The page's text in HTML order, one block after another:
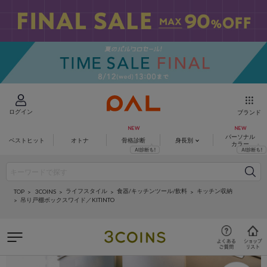
ログイン ブランド
ベストヒット オトナ 骨格診断 身長別
パーソナル
カラー
TOP 3COINS ライフスタイル 食器/キッチンツール/飲料
キッチン収納
吊り戸棚ボックスワイド／KITINTO